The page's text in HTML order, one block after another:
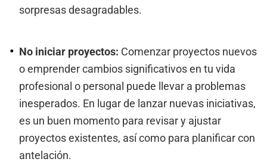
sorpresas desagradables.
No iniciar proyectos: Comenzar proyectos nuevos
o emprender cambios significativos en tu vida
profesional o personal puede llevar a problemas
inesperados. En lugar de lanzar nuevas iniciativas,
es un buen momento para revisar y ajustar
proyectos existentes, así como para planificar con
antelación.